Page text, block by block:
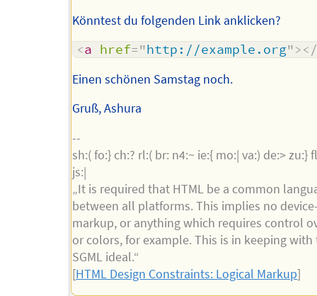
Könntest du folgenden Link anklicken?
<a href="http://example.org"></
Einen schönen Samstag noch.
Gruß, Ashura
--
sh:( fo:} ch:? rl:( br: n4:~ ie:{ mo:| va:) de:> zu:}
js:|
„It is required that HTML be a common
between all platforms. This implies no
markup, or anything which requires control
or colors, for example. This is in keeping with
SGML ideal.“
[HTML Design Constraints: Logical Markup]